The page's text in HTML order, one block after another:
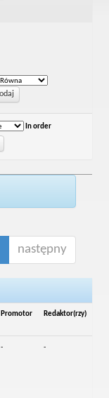
In order
następny
Promotor Redaktor(rzy)
- -